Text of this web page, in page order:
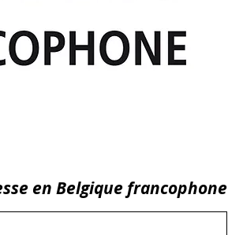
en Belgique francophone